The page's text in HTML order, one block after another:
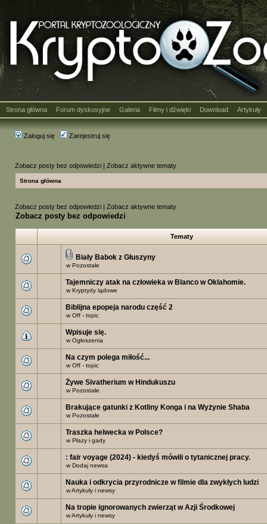
Strona główna · Forum dyskusyjne · Galeria · Filmy i dźwięki · Download · Artykuły
Zaloguj się Zarejestruj się
Zobacz posty bez odpowiedzi | Zobacz aktywne tematy
Strona główna
Zobacz posty bez odpowiedzi | Zobacz aktywne tematy
Zobacz posty bez odpowiedzi
Tematy
Biały Babok z Głuszyny
w Pozostałe
Tajemniczy atak na człowieka w Blanco w Oklahomie.
w Kryptydy lądowe
Biblijna epopeja narodu część 2
w Off - topic
Wpisuje się.
w Ogłoszenia
Na czym polega miłość...
w Off - topic
Żywe Sivatherium w Hindukuszu
w Pozostałe
Brakujące gatunki z Kotliny Konga i na Wyżynie Shaba
w Pozostałe
Traszka helwecka w Polsce?
w Płazy i gady
: fair voyage (2024) - kiedyś mówili o tytanicznej pracy.
w Dodaj newsa
Nauka i odkrycia przyrodnicze w filmie dla zwykłych ludzi
wArtykuły i newsy
Na tropie ignorowanych zwierząt w Azji Środkowej
wArtykuły i newsy